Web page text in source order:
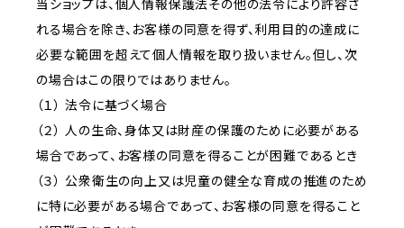
当ショップは、個人情報保護法その他の法令により許容さ
れる場合を除き、お客様の同意を得ず、利用目的の達成に
必要な範囲を超えて個人情報を取り扱いません。但し、次
の場合はこの限りではありません。
（１） 法令に基づく場合
（２） 人の生命、身体又は財産の保護のために必要がある
場合であって、お客様の同意を得ることが困難であるとき
（３） 公衆衛生の向上又は児童の健全な育成の推進のため
に特に必要がある場合であって、お客様の同意を得ること